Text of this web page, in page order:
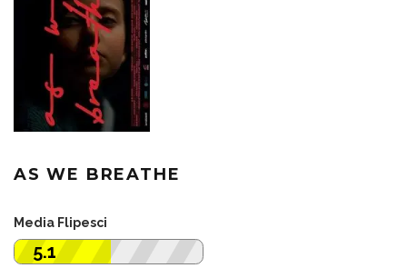
AS WE BREATHE
Media Flipesci
5.1